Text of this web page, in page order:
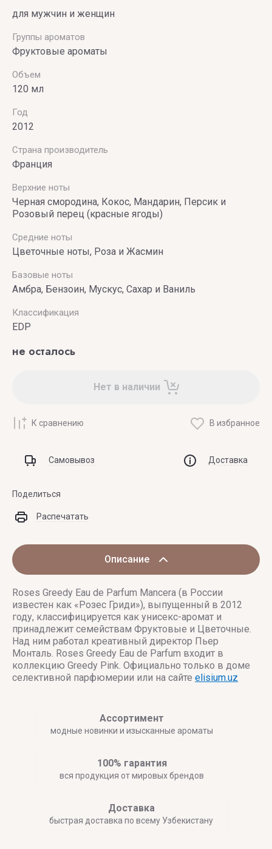
для мужчин и женщин
Группы ароматов
Фруктовые ароматы
Объем
120 мл
Год
2012
Страна производитель
Франция
Верхние ноты
Черная смородина, Кокос, Мандарин, Персик и
Розовый перец (красные ягоды)
Средние ноты
Цветочные ноты, Роза и Жасмин
Базовые ноты
Амбра, Бензоин, Мускус, Сахар и Ваниль
Классификация
EDP
не осталось
Нет в наличии
К сравнению В избранное
Самовывоз Доставка
Поделиться
Распечатать
Описание
Roses Greedy Eau de Parfum Mancera (в России
известен как «Розес Гриди»), выпущенный в 2012
году, классифицируется как унисекс-аромат и
принадлежит семействам Фруктовые и Цветочные.
Над ним работал креативный директор Пьер
Монталь. Roses Greedy Eau de Parfum входит в
коллекцию Greedy Pink. Официально только в доме
селективной парфюмерии или на сайте elisium.uz
Ассортимент
модные новинки и изысканные ароматы
100% гарантия
вся продукция от мировых брендов
Доставка
быстрая доставка по всему Узбекистану
VIKTOR
& ROLF
VILHELM